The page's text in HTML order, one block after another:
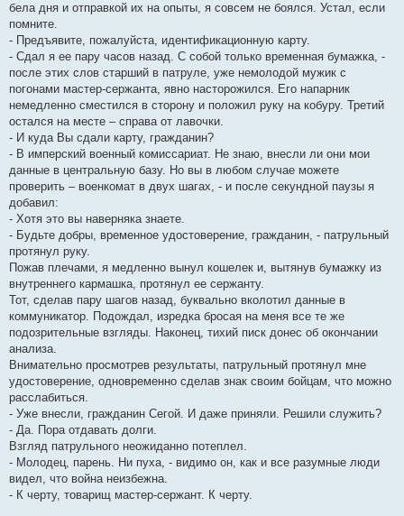
бела дня и отправкой их на опыты, я совсем не боялся. Устал, если
помните.
- Предъявите, пожалуйста, идентификационную карту.
- Сдал я ее пару часов назад. С собой только временная бумажка, -
после этих слов старший в патруле, уже немолодой мужик с
погонами мастер-сержанта, явно насторожился. Его напарник
немедленно сместился в сторону и положил руку на кобуру. Третий
остался на месте – справа от лавочки.
- И куда Вы сдали карту, гражданин?
- В имперский военный комиссариат. Не знаю, внесли ли они мои
данные в центральную базу. Но вы в любом случае можете
проверить – военкомат в двух шагах, - и после секундной паузы я
добавил:
- Хотя это вы наверняка знаете.
- Будьте добры, временное удостоверение, гражданин, - патрульный
протянул руку.
Пожав плечами, я медленно вынул кошелек и, вытянув бумажку из
внутреннего кармашка, протянул ее сержанту.
Тот, сделав пару шагов назад, буквально вколотил данные в
коммуникатор. Подождал, изредка бросая на меня все те же
подозрительные взгляды. Наконец, тихий писк донес об окончании
анализа.
Внимательно просмотрев результаты, патрульный протянул мне
удостоверение, одновременно сделав знак своим бойцам, что можно
расслабиться.
- Уже внесли, гражданин Сегой. И даже приняли. Решили служить?
- Да. Пора отдавать долги.
Взгляд патрульного неожиданно потеплел.
- Молодец, парень. Ни пуха, - видимо он, как и все разумные люди
видел, что война неизбежна.
- К черту, товарищ мастер-сержант. К черту.